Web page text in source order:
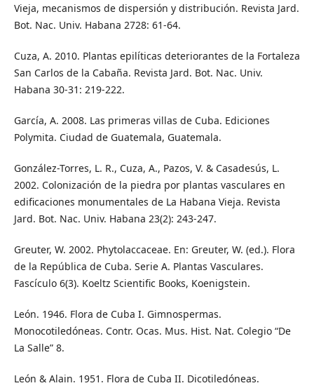
Vieja, mecanismos de dispersión y distribución. Revista Jard.
Bot. Nac. Univ. Habana 2728: 61-64.
Cuza, A. 2010. Plantas epilíticas deteriorantes de la Fortaleza
San Carlos de la Cabaña. Revista Jard. Bot. Nac. Univ.
Habana 30-31: 219-222.
García, A. 2008. Las primeras villas de Cuba. Ediciones
Polymita. Ciudad de Guatemala, Guatemala.
González-Torres, L. R., Cuza, A., Pazos, V. & Casadesús, L.
2002. Colonización de la piedra por plantas vasculares en
edificaciones monumentales de La Habana Vieja. Revista
Jard. Bot. Nac. Univ. Habana 23(2): 243-247.
Greuter, W. 2002. Phytolaccaceae. En: Greuter, W. (ed.). Flora
de la República de Cuba. Serie A. Plantas Vasculares.
Fascículo 6(3). Koeltz Scientific Books, Koenigstein.
León. 1946. Flora de Cuba I. Gimnospermas.
Monocotiledóneas. Contr. Ocas. Mus. Hist. Nat. Colegio “De
La Salle” 8.
León & Alain. 1951. Flora de Cuba II. Dicotiledóneas.